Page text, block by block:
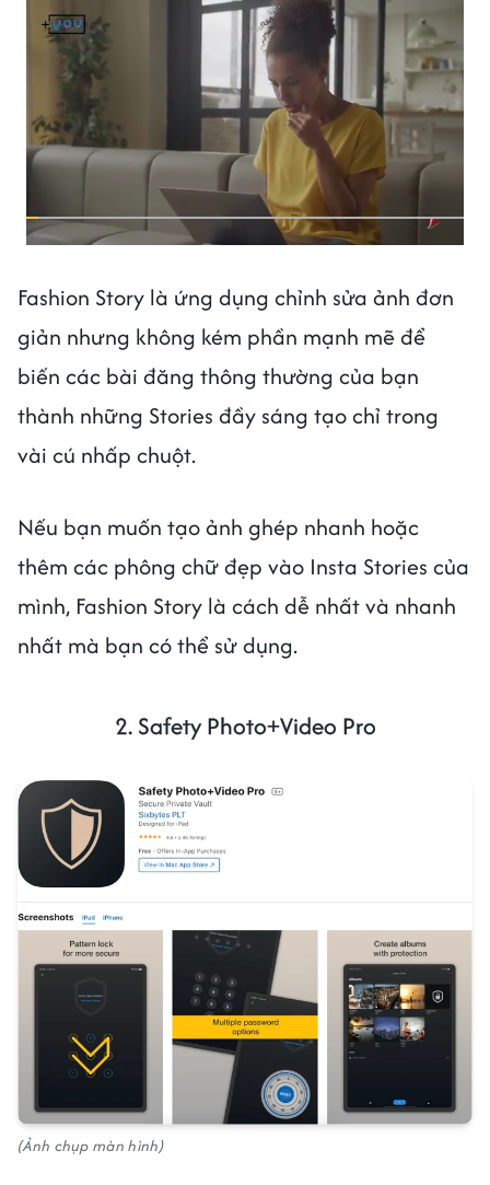
Fashion Story là ứng dụng chỉnh sửa ảnh đơn
giản nhưng không kém phần mạnh mẽ để
biến các bài đăng thông thường của bạn
thành những Stories đầy sáng tạo chỉ trong
vài cú nhấp chuột.
Nếu bạn muốn tạo ảnh ghép nhanh hoặc
thêm các phông chữ đẹp vào Insta Stories của
mình, Fashion Story là cách dễ nhất và nhanh
nhất mà bạn có thể sử dụng.
2. Safety Photo+Video Pro
(Ảnh chụp màn hình)